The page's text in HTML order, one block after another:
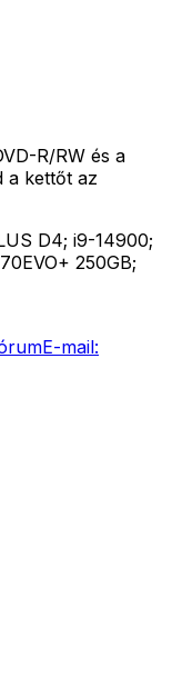
R/RW és a
a kettőt az
D4; i9-14900;
250GB;
E-mail: